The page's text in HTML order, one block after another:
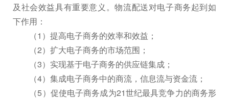
及社会效益具有重要意义。物流配送对电子商务起到如
下作用：
（1）提高电子商务的效率和效益；
（2）扩大电子商务的市场范围；
（3）实现基于电子商务的供应链集成；
（4）集成电子商务中的商流，信息流与资金流；
（5）促使电子商务成为21世纪最具竞争力的商务形